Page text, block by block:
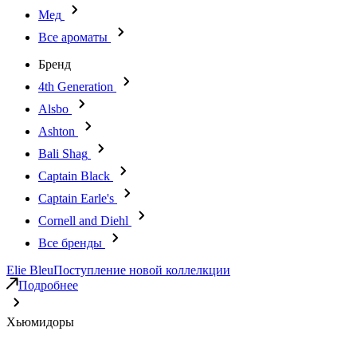
Мед
Все ароматы
Бренд
4th Generation
Alsbo
Ashton
Bali Shag
Captain Black
Captain Earle's
Cornell and Diehl
Все бренды
Elie BleuПоступление новой коллелкции
Подробнее
Хьюмидоры